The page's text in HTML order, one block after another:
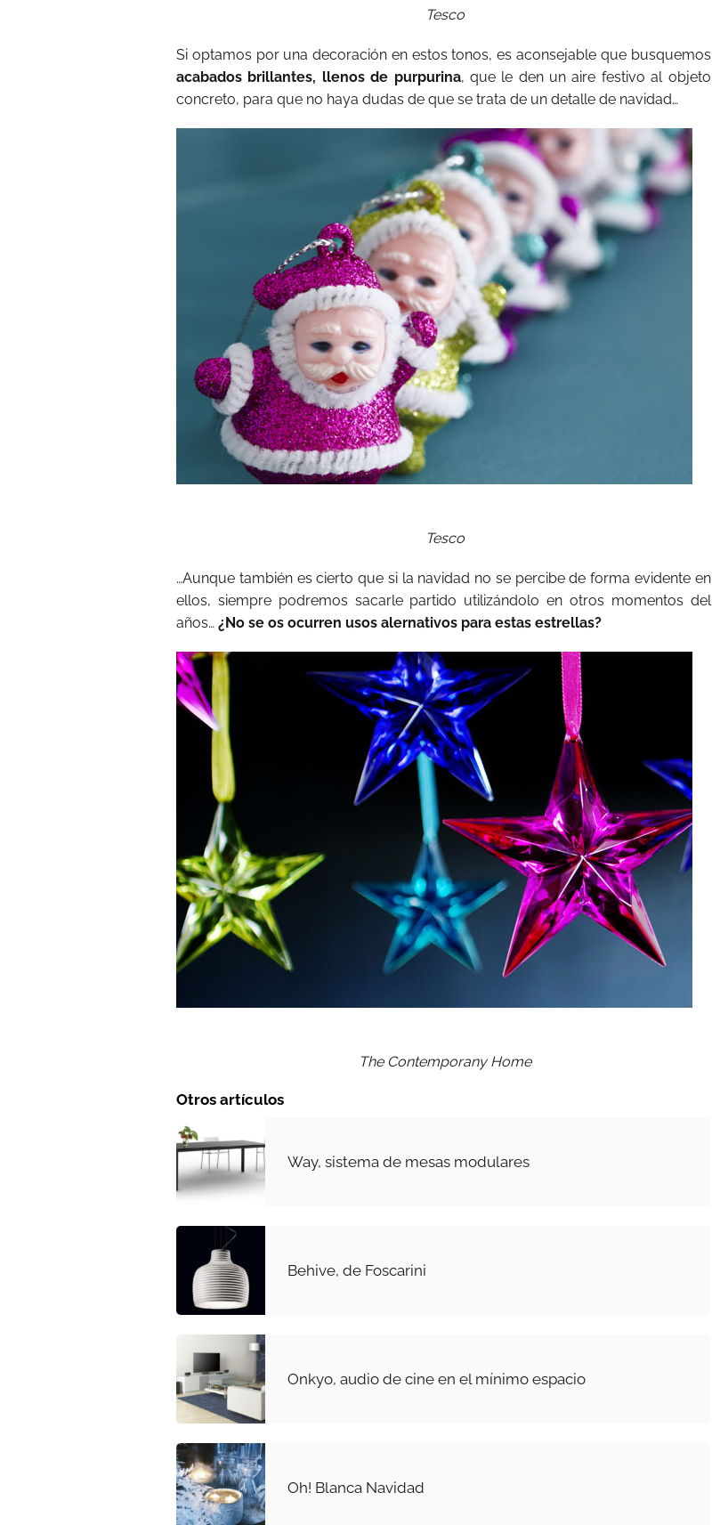
Tesco
Si optamos por una decoración en estos tonos, es aconsejable que busquemos
acabados brillantes, llenos de purpurina, que le den un aire festivo al objeto
concreto, para que no haya dudas de que se trata de un detalle de navidad…
Tesco
…Aunque también es cierto que si la navidad no se percibe de forma evidente en
ellos, siempre podremos sacarle partido utilizándolo en otros momentos del
años… ¿No se os ocurren usos alernativos para estas estrellas?
The Contemporany Home
Otros artículos
Way, sistema de mesas modulares
Behive, de Foscarini
Onkyo, audio de cine en el mínimo espacio
Oh! Blanca Navidad